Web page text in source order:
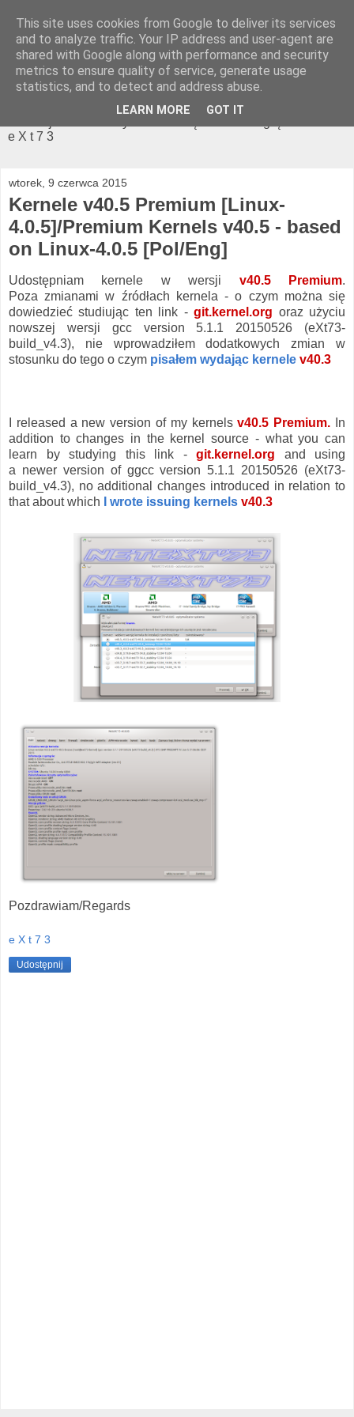
NeteXt'73 - optymalizator
systemu
Strona domowa programu: NeteXt'73 oraz modyfikacji
e X t 7 3
wtorek, 9 czerwca 2015
Kernele v40.5 Premium [Linux-
4.0.5]/Premium Kernels v40.5 - based
on Linux-4.0.5 [Pol/Eng]
Udostępniam kernele w wersji v40.5 Premium.
Poza zmianami w źródłach kernela - o czym można się
dowiedzieć studiując ten link -git.kernel.org oraz użyciu
nowszej wersji gcc version 5.1.1 20150526 (eXt73-
build_v4.3), nie wprowadziłem dodatkowych zmian w
stosunku do tego o czym pisałem wydając kernele v40.3
I released a new version of my kernelsv40.5 Premium.
In
addition to changes in the kernel source - what you can
learn by studying this link - git.kernel.org and using
a newer version of ggcc version 5.1.1 20150526 (eXt73-
build_v4.3), no additional changes introduced in relation to
that about which
I wrote issuing kernels v40.3
Pozdrawiam/Regards
e X t 7 3
Udostępnij
This site uses cookies from Google to deliver its services
and to analyze traffic. Your IP address and user-agent are
shared with Google along with performance and security
metrics to ensure quality of service, generate usage
statistics, and to detect and address abuse.
LEARN MORE GOT IT